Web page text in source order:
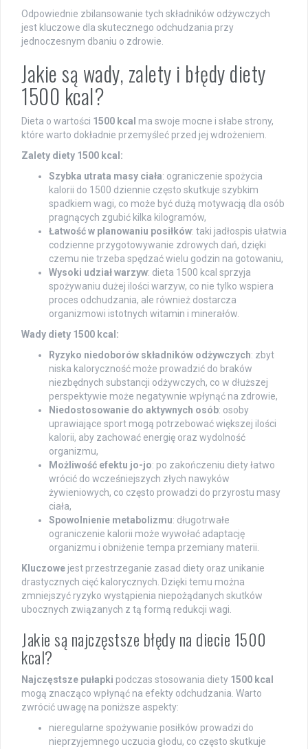
Odpowiednie zbilansowanie tych składników odżywczych
jest kluczowe dla skutecznego odchudzania przy
jednoczesnym dbaniu o zdrowie.
Jakie są wady, zalety i błędy diety
1500 kcal?
Dieta o wartości 1500 kcal ma swoje mocne i słabe strony,
które warto dokładnie przemyśleć przed jej wdrożeniem.
Zalety diety 1500 kcal:
Szybka utrata masy ciała: ograniczenie spożycia
kalorii do 1500 dziennie często skutkuje szybkim
spadkiem wagi, co może być dużą motywacją dla osób
pragnących zgubić kilka kilogramów,
Łatwość w planowaniu posiłków: taki jadłospis ułatwia
codzienne przygotowywanie zdrowych dań, dzięki
czemu nie trzeba spędzać wielu godzin na gotowaniu,
Wysoki udział warzyw: dieta 1500 kcal sprzyja
spożywaniu dużej ilości warzyw, co nie tylko wspiera
proces odchudzania, ale również dostarcza
organizmowi istotnych witamin i minerałów.
Wady diety 1500 kcal:
Ryzyko niedoborów składników odżywczych: zbyt
niska kaloryczność może prowadzić do braków
niezbędnych substancji odżywczych, co w dłuższej
perspektywie może negatywnie wpłynąć na zdrowie,
Niedostosowanie do aktywnych osób: osoby
uprawiające sport mogą potrzebować większej ilości
kalorii, aby zachować energię oraz wydolność
organizmu,
Możliwość efektu jo-jo: po zakończeniu diety łatwo
wrócić do wcześniejszych złych nawyków
żywieniowych, co często prowadzi do przyrostu masy
ciała,
Spowolnienie metabolizmu: długotrwałe
ograniczenie kalorii może wywołać adaptację
organizmu i obniżenie tempa przemiany materii.
Kluczowe jest przestrzeganie zasad diety oraz unikanie
drastycznych cięć kalorycznych. Dzięki temu można
zmniejszyć ryzyko wystąpienia niepożądanych skutków
ubocznych związanych z tą formą redukcji wagi.
Jakie są najczęstsze błędy na diecie 1500
kcal?
Najczęstsze pułapki podczas stosowania diety 1500 kcal
mogą znacząco wpłynąć na efekty odchudzania. Warto
zwrócić uwagę na poniższe aspekty:
nieregularne spożywanie posiłków prowadzi do
nieprzyjemnego uczucia głodu, co często skutkuje